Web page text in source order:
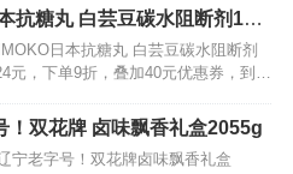
痛现象。富含柠檬精华，清新爽口，
受口腔健康之旅。添加创新技术…
抗糖丸 白芸豆碳水阻断剂180
日本抗糖丸 白芸豆碳水阻断剂
元，下单9折，叠加40元优惠券，到手
花，抗糖美肤铁三角，三重阻断，抑
紧致肌肤，美白祛黄，祛痘…
！双花牌 卤味飘香礼盒2055g
宁老字号！双花牌卤味飘香礼盒